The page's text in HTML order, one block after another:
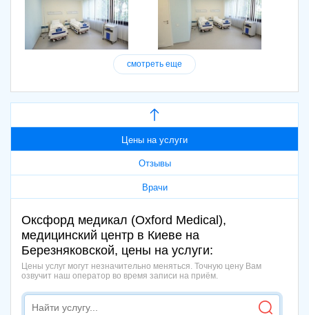
смотреть еще
Цены на услуги
Отзывы
Врачи
Оксфорд медикал (Oxford Medical),
медицинский центр в Киеве на
Березняковской, цены на услуги:
Цены услуг могут незначительно меняться. Точную цену Вам
озвучит наш оператор во время записи на приём.